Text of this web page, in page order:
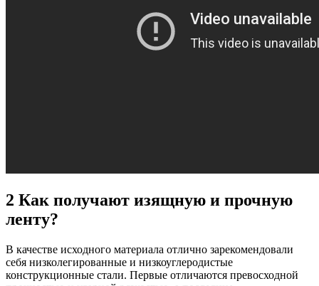
2 Как получают изящную и прочную
ленту?
В качестве исходного материала отлично зарекомендовали
себя низколегированные и низкоуглеродистые
конструкционные стали. Первые отличаются превосходной